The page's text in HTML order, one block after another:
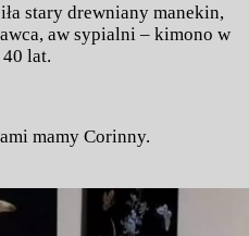
stary drewniany manekin,
aw sypialni – kimono w
lat.
mamy Corinny.